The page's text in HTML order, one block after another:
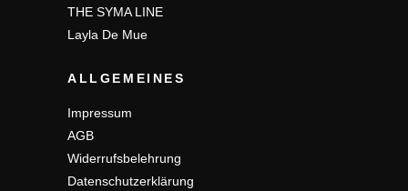
THE SYMA LINE
Layla De Mue
ALLGEMEINES
Impressum
AGB
Widerrufsbelehrung
Datenschutzerklärung